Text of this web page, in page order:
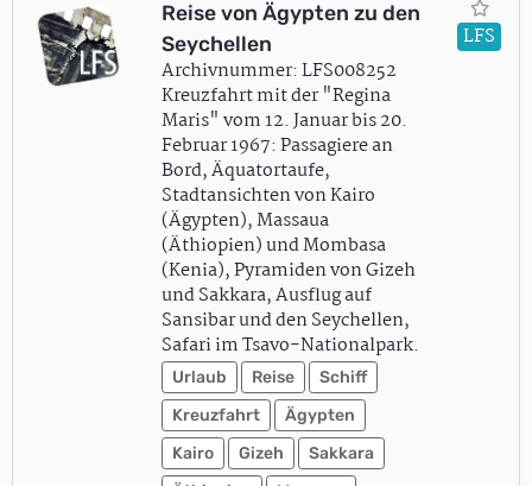
Reise von Ägypten zu den
Seychellen
Archivnummer: LFS008252
Kreuzfahrt mit der "Regina
Maris" vom 12. Januar bis 20.
Februar 1967: Passagiere an
Bord, Äquatortaufe,
Stadtansichten von Kairo
(Ägypten), Massaua
(Äthiopien) und Mombasa
(Kenia), Pyramiden von Gizeh
und Sakkara, Ausflug auf
Sansibar und den Seychellen,
Safari im Tsavo-Nationalpark.
Urlaub Reise
Schiff
Kreuzfahrt
Ägypten
Kairo
Gizeh
Sakkara
LFS